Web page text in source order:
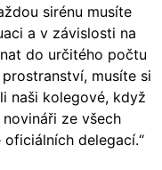
sirénu musíte
a v závislosti na
do určitého počtu
musíte si
naši kolegové, když
ze všech
delegací.“